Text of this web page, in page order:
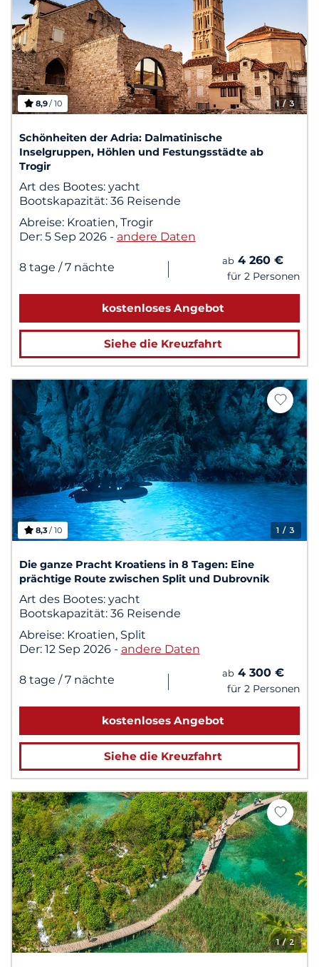
1/ 3
8,9/ 10
Schönheiten der Adria: Dalmatinische
Inselgruppen, Höhlen und Festungsstädte ab
Trogir
Art des Bootes: yacht
Bootskapazität: 36 Reisende
Abreise: Kroatien, Trogir
Der: 5 Sep 2026 - andere Daten
8 tage / 7 nächte | ab 4 260 €
für 2 Personen
kostenloses Angebot
Siehe die Kreuzfahrt
1 / 3
8,3/ 10
Die ganze Pracht Kroatiens in 8 Tagen: Eine
prächtige Route zwischen Split und Dubrovnik
Art des Bootes: yacht
Bootskapazität: 36 Reisende
Abreise: Kroatien, Split
Der: 12 Sep 2026 - andere Daten
8 tage / 7 nächte | ab 4 300 €
für 2 Personen
kostenloses Angebot
Siehe die Kreuzfahrt
1/ 2